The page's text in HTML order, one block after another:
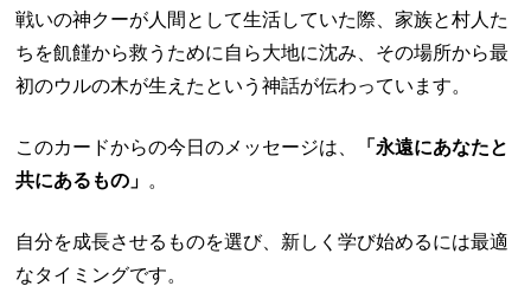
戦いの神クーが人間として生活していた際、家族と村人た
ちを飢饉から救うために自ら大地に沈み、その場所から最
初のウルの木が生えたという神話が伝わっています。
このカードからの今日のメッセージは、
「永遠にあなたと
共にあるもの」 。
自分を成長させるものを選び、新しく学び始めるには最適
なタイミングです。